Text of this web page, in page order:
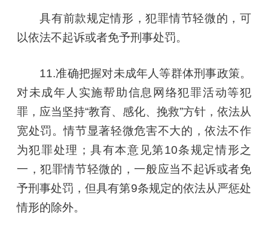
具有前款规定情形，犯罪情节轻微的，可
以依法不起诉或者免予刑事处罚。
11.准确把握对未成年人等群体刑事政策。
对未成年人实施帮助信息网络犯罪活动等犯
罪，应当坚持“教育、感化、挽救”方针，依法从
宽处罚。情节显著轻微危害不大的，依法不作
为犯罪处理；具有本意见第10条规定情形之
一，犯罪情节轻微的，一般应当不起诉或者免
予刑事处罚，但具有第9条规定的依法从严惩处
情形的除外。